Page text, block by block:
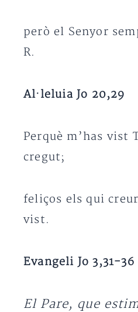
però el Senyor
R.
Al·leluia Jo 20,29
Perquè m’has vist
cregut;
feliços els qui
vist.
Evangeli Jo 3,31-36
El Pare, que